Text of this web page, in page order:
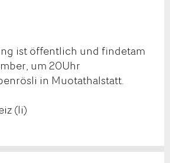
ist öffentlich und findetam
um 20Uhr
in Muotathalstatt.
(li)